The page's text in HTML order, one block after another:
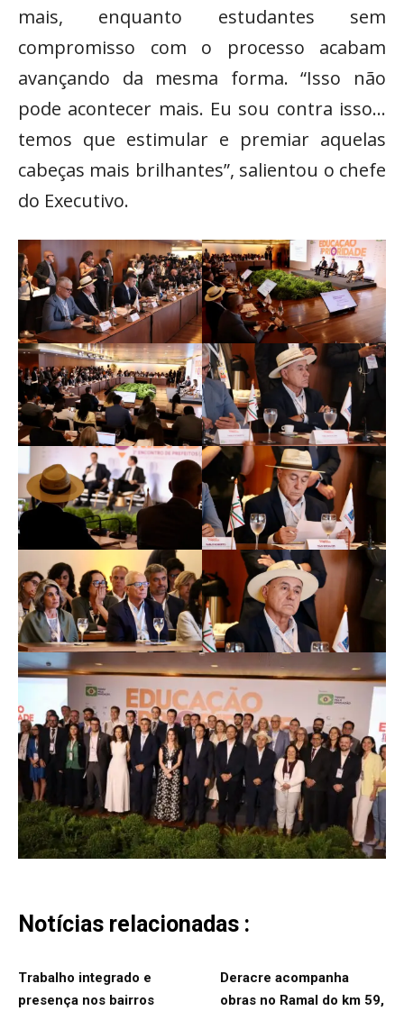
mais, enquanto estudantes sem
compromisso com o processo acabam
avançando da mesma forma. “Isso não
pode acontecer mais. Eu sou contra isso…
temos que estimular e premiar aquelas
cabeças mais brilhantes”, salientou o chefe
do Executivo.
Notícias relacionadas :
Trabalho integrado e
presença nos bairros
Deracre acompanha
obras no Ramal do km 59,